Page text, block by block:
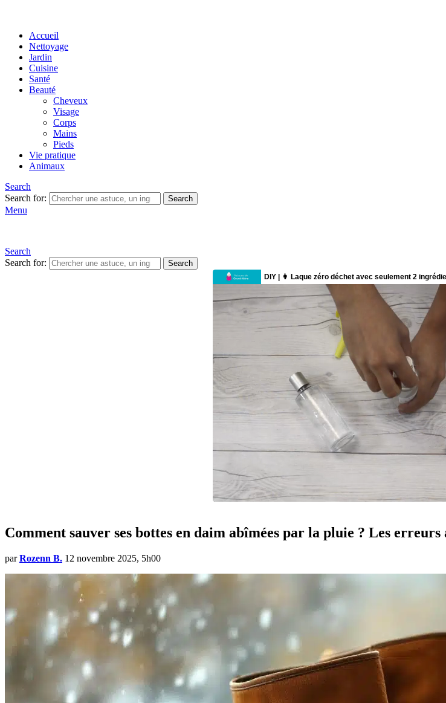
Accueil
Nettoyage
Jardin
Cuisine
Santé
Beauté
Cheveux
Visage
Corps
Mains
Pieds
Vie pratique
Animaux
Search
Search for:
Search
Menu
Search
Search for:
Search
Comment sauver ses bottes en daim abîmées par la pluie ? Les
par Rozenn B. 12 novembre 2025, 5h00